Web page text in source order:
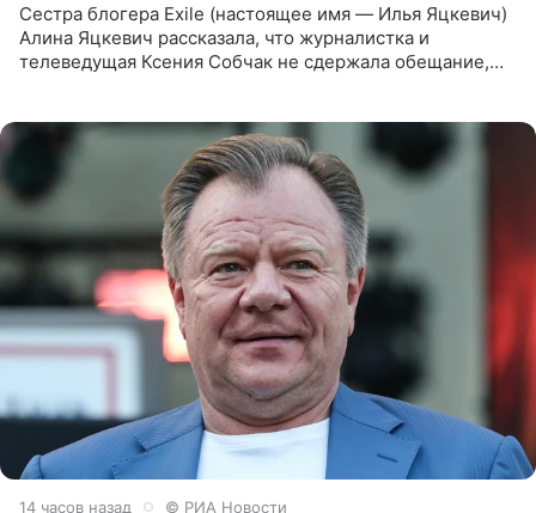
Сестра блогера Exile (настоящее имя — Илья Яцкевич)
Алина Яцкевич рассказала, что журналистка и
телеведущая Ксения Собчак не сдержала обещание,
14 часов назад © РИА Новости